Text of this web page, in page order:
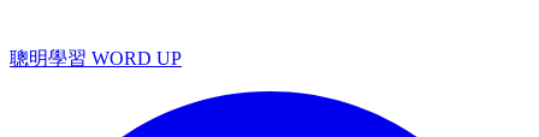
聰明學習 WORD UP